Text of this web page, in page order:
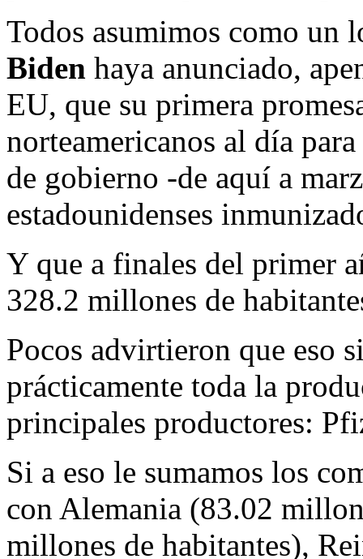
Todos asumimos como un
Biden haya anunciado,
EU, que su primera
norteamericanos al día
de gobierno -de aquí a
estadounidenses
Y que a finales del primer
328.2 millones de
Pocos advirtieron que eso
prácticamente toda la
principales productores:
Si a eso le sumamos los
con Alemania (83.02
millones de habitantes),